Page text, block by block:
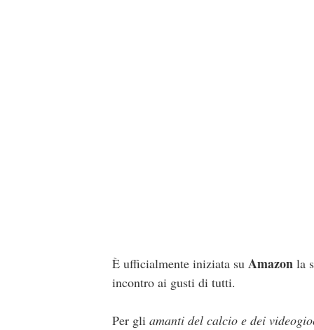
È ufficialmente iniziata su Amazon la
incontro ai gusti di tutti.
Per gli amanti del calcio e dei